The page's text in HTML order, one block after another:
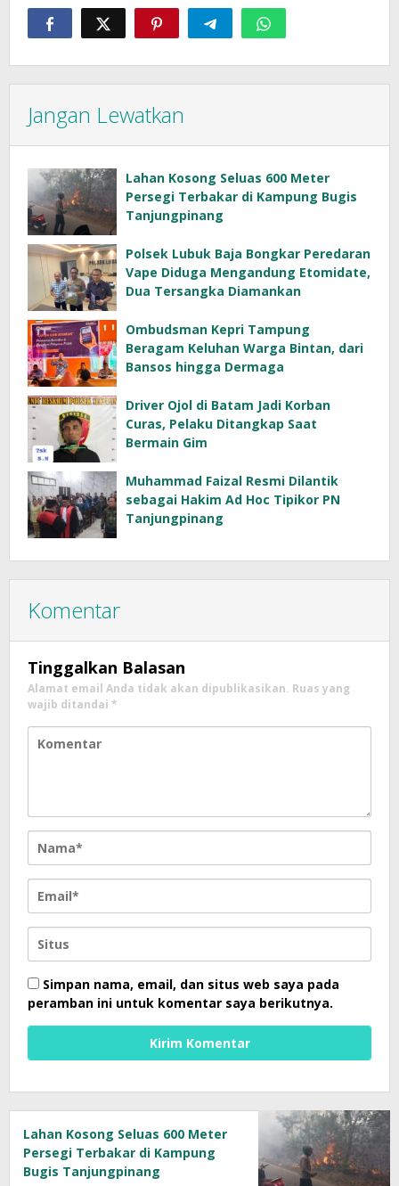
Jangan Lewatkan
Lahan Kosong Seluas 600 Meter
Persegi Terbakar di Kampung Bugis
Tanjungpinang
Polsek Lubuk Baja Bongkar Peredaran
Vape Diduga Mengandung Etomidate,
Dua Tersangka Diamankan
Ombudsman Kepri Tampung
Beragam Keluhan Warga Bintan, dari
Bansos hingga Dermaga
Driver Ojol di Batam Jadi Korban
Curas, Pelaku Ditangkap Saat
Bermain Gim
Muhammad Faizal Resmi Dilantik
sebagai Hakim Ad Hoc Tipikor PN
Tanjungpinang
Komentar
Tinggalkan Balasan
Alamat email Anda tidak akan dipublikasikan. Ruas yang
wajib ditandai *
Simpan nama, email, dan situs web saya pada
peramban ini untuk komentar saya berikutnya.
Lahan Kosong Seluas 600 Meter
Persegi Terbakar di Kampung
Bugis Tanjungpinang